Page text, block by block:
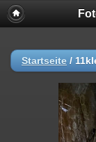
Startseite /